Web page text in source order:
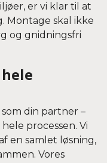
er vi klar til at
Montage skal ikke
og gnidningsfri
som din partner –
processen. Vi
en samlet løsning,
Vores